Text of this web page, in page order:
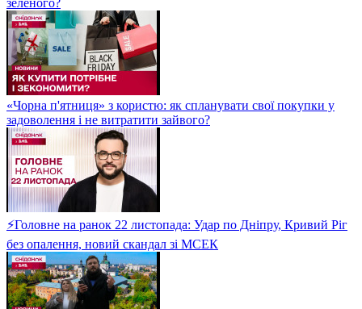
«Чорна п'ятниця» з користю: як спланувати свої покупки у
задоволення і не витратити зайвого?
⚡Головне на ранок 22 листопада: Удар по Дніпру, Кривий Ріг
без опалення, новий скандал зі МСЕК